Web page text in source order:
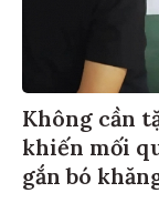
Không cần
khiến mối
gắn bó